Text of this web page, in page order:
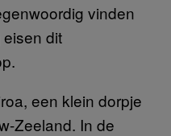
vinden
dit
een klein dorpje
Zeeland. In de